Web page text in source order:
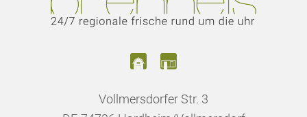
Vollmersdorfer Str. 3